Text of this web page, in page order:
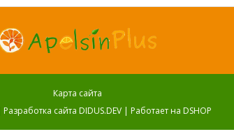
Карта сайта
Разработка сайта DIDUS.DEV | Работает на DSHOP